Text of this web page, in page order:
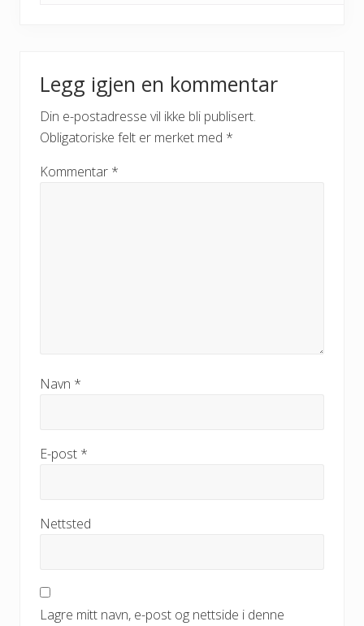
Legg igjen en kommentar
Din e-postadresse vil ikke bli publisert.
Obligatoriske felt er merket med *
Kommentar *
Navn *
E-post *
Nettsted
Lagre mitt navn, e-post og nettside i denne